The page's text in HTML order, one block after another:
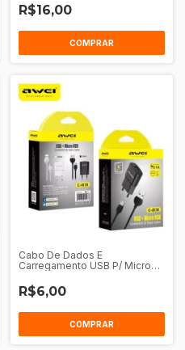
R$16,00
COMPRAR
Cabo De Dados E
Carregamento USB P/ Micro
R$6,00
COMPRAR